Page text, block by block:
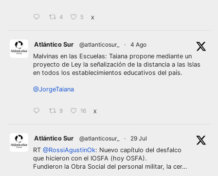
4 5 X
Atlántico Sur @atlanticosur_ ·
4 Ago
Malvinas en las Escuelas: Taiana propone mediante un
proyecto de Ley la señalización de la distancia a las Islas
en todos los establecimientos educativos del país.
@JorgeTaiana
9 16 X
Atlántico Sur @atlanticosur_ ·
29 Jul
RT @RossiAgustinOk: Nuevo capítulo del desfalco
que hicieron con el IOSFA (hoy OSFA).
Fundieron la Obra Social del personal militar, la cer…